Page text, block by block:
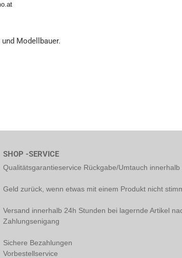
Modellbauer.
SHOP -SERVICE
Qualitätsgarantieservice Rückgabe/Umtauch innerhalb
Geld zurück, wenn etwas mit einem Produkt nicht
Versand innerhalb 24h Stunden bei lagernde Artikel
Zahlungsenigang
Sichere Bezahlungen
Vorbestellservice